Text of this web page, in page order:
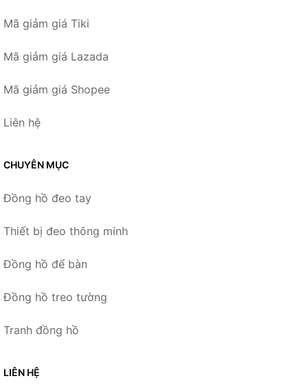
Mã giảm giá Tiki
Mã giảm giá Lazada
Mã giảm giá Shopee
Liên hệ
CHUYÊN MỤC
Đồng hồ đeo tay
Thiết bị đeo thông minh
Đồng hồ để bàn
Đồng hồ treo tường
Tranh đồng hồ
LIÊN HỆ